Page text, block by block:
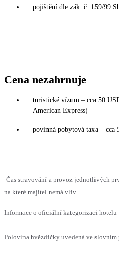
pojištění dle zák. č. 159/99
Cena nezahrnuje
turistické vízum – cca 50
American Express)
povinná pobytová taxa – cca
Čas stravování a provoz jednotlivých
na které majitel nemá vliv.
Informace o oficiální kategorizaci
Polovina hvězdičky uvedená ve